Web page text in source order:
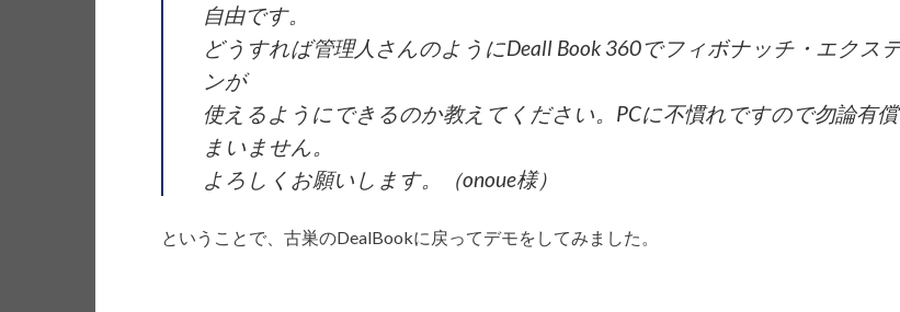
自由です。
どうすれば管理人さんのようにDeall Book 360でフィボナッチ・エクス
ンが
使えるようにできるのか教えてください。PCに不慣れですので勿論有
まいません。
よろしくお願いします。（onoue様）
ということで、古巣のDealBookに戻ってデモをしてみました。